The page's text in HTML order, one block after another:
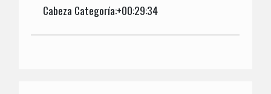
Cabeza Categoría:+00:29:34